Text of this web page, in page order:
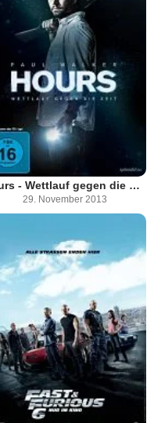
Hours - Wettlauf gegen die Zeit
29. November 2013